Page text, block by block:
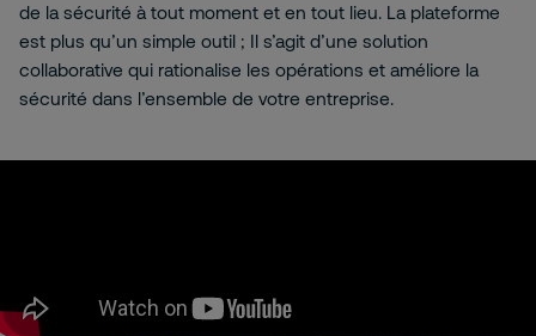
de la sécurité à tout moment et en tout lieu. La plateforme
est plus qu’un simple outil ; Il s’agit d’une solution
collaborative qui rationalise les opérations et améliore la
sécurité dans l’ensemble de votre entreprise.